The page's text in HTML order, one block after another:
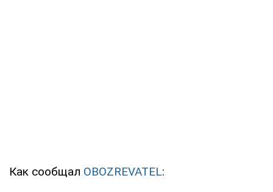
Как сообщал OBOZREVATEL: